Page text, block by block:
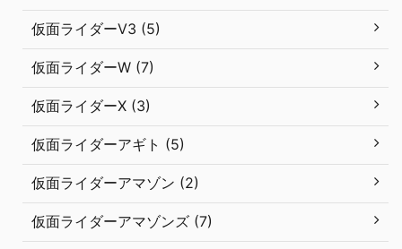
仮面ライダーV3 (5)
仮面ライダーW (7)
仮面ライダーX (3)
仮面ライダーアギト (5)
仮面ライダーアマゾン (2)
仮面ライダーアマゾンズ (7)